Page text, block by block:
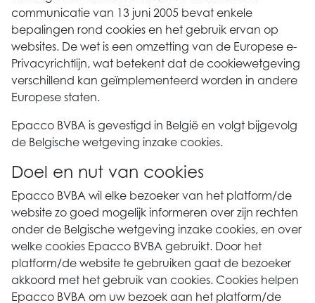
communicatie van 13 juni 2005 bevat enkele
bepalingen rond cookies en het gebruik ervan op
websites. De wet is een omzetting van de Europese e-
Privacyrichtlijn, wat betekent dat de cookiewetgeving
verschillend kan geïmplementeerd worden in andere
Europese staten.
Epacco BVBA is gevestigd in België en volgt bijgevolg
de Belgische wetgeving inzake cookies.
Doel en nut van cookies
Epacco BVBA wil elke bezoeker van het platform/de
website zo goed mogelijk informeren over zijn rechten
onder de Belgische wetgeving inzake cookies, en over
welke cookies Epacco BVBA gebruikt. Door het
platform/de website te gebruiken gaat de bezoeker
akkoord met het gebruik van cookies. Cookies helpen
Epacco BVBA om uw bezoek aan het platform/de